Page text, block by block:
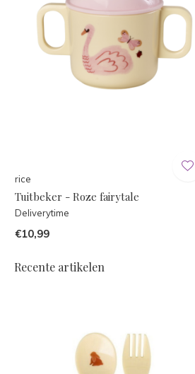
rice
Tuitbeker - Roze fairytale
Deliverytime
€10,99
Recente artikelen